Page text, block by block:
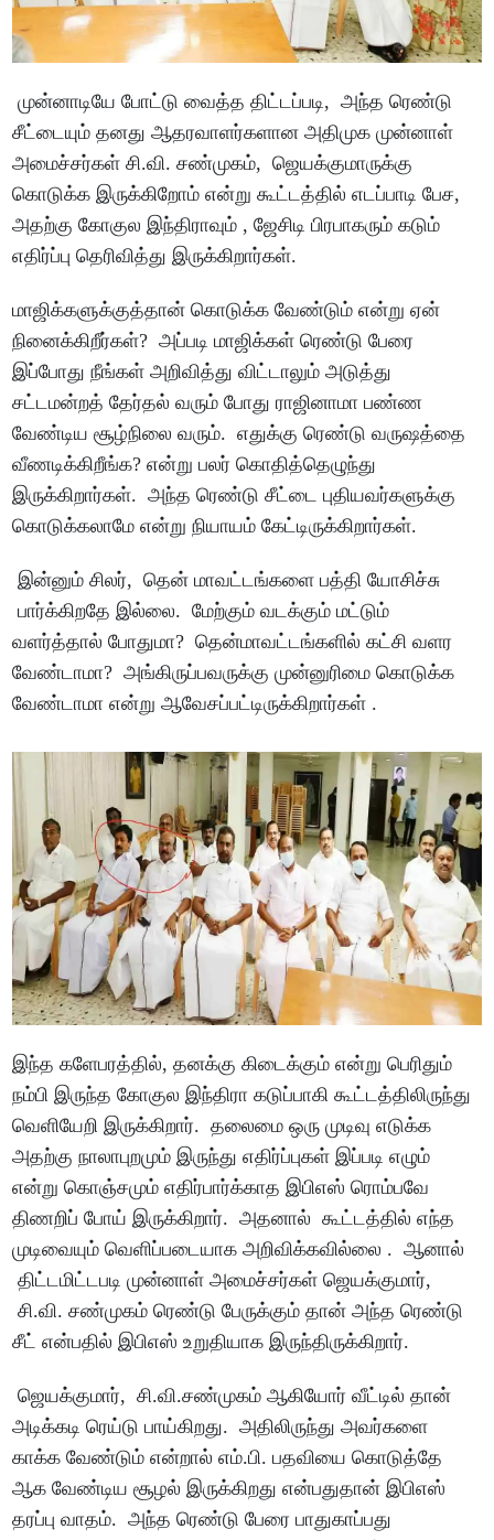
முன்னாடியே போட்டு வைத்த திட்டப்படி, அந்த ரெண்டு
சீட்டையும் தனது ஆதரவாளர்களான அதிமுக முன்னாள்
அமைச்சர்கள் சி.வி. சண்முகம், ஜெயக்குமாருக்கு
கொடுக்க இருக்கிறோம் என்று கூட்டத்தில் எடப்பாடி பேச,
அதற்கு கோகுல இந்திராவும் , ஜேசிடி பிரபாகரும் கடும்
எதிர்ப்பு தெரிவித்து இருக்கிறார்கள்.
மாஜிக்களுக்குத்தான் கொடுக்க வேண்டும் என்று ஏன்
நினைக்கிறீர்கள்? அப்படி மாஜிக்கள் ரெண்டு பேரை
இப்போது நீங்கள் அறிவித்து விட்டாலும் அடுத்து
சட்டமன்றத் தேர்தல் வரும் போது ராஜினாமா பண்ண
வேண்டிய சூழ்நிலை வரும். எதுக்கு ரெண்டு வருஷத்தை
வீணடிக்கிறீங்க? என்று பலர் கொதித்தெழுந்து
இருக்கிறார்கள். அந்த ரெண்டு சீட்டை புதியவர்களுக்கு
கொடுக்கலாமே என்று நியாயம் கேட்டிருக்கிறார்கள்.
இன்னும் சிலர், தென் மாவட்டங்களை பத்தி யோசிச்சு
பார்க்கிறதே இல்லை. மேற்கும் வடக்கும் மட்டும்
வளர்த்தால் போதுமா? தென்மாவட்டங்களில் கட்சி வளர
வேண்டாமா? அங்கிருப்பவருக்கு முன்னுரிமை கொடுக்க
வேண்டாமா என்று ஆவேசப்பட்டிருக்கிறார்கள் .
இந்த களேபரத்தில், தனக்கு கிடைக்கும் என்று பெரிதும்
நம்பி இருந்த கோகுல இந்திரா கடுப்பாகி கூட்டத்திலிருந்து
வெளியேறி இருக்கிறார். தலைமை ஒரு முடிவு எடுக்க
அதற்கு நாலாபுறமும் இருந்து எதிர்ப்புகள் இப்படி எழும்
என்று கொஞ்சமும் எதிர்பார்க்காத இபிஎஸ் ரொம்பவே
திணறிப் போய் இருக்கிறார். அதனால் கூட்டத்தில் எந்த
முடிவையும் வெளிப்படையாக அறிவிக்கவில்லை . ஆனால்
திட்டமிட்டபடி முன்னாள் அமைச்சர்கள் ஜெயக்குமார்,
சி.வி. சண்முகம் ரெண்டு பேருக்கும் தான் அந்த ரெண்டு
சீட் என்பதில் இபிஎஸ் உறுதியாக இருந்திருக்கிறார்.
ஜெயக்குமார், சி.வி.சண்முகம் ஆகியோர் வீட்டில் தான்
அடிக்கடி ரெய்டு பாய்கிறது. அதிலிருந்து அவர்களை
காக்க வேண்டும் என்றால் எம்.பி. பதவியை கொடுத்தே
ஆக வேண்டிய சூழல் இருக்கிறது என்பதுதான் இபிஎஸ்
தரப்பு வாதம். அந்த ரெண்டு பேரை பாதுகாப்பது